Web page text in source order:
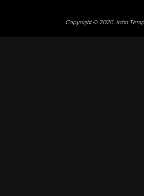
Copyright © 2026 John